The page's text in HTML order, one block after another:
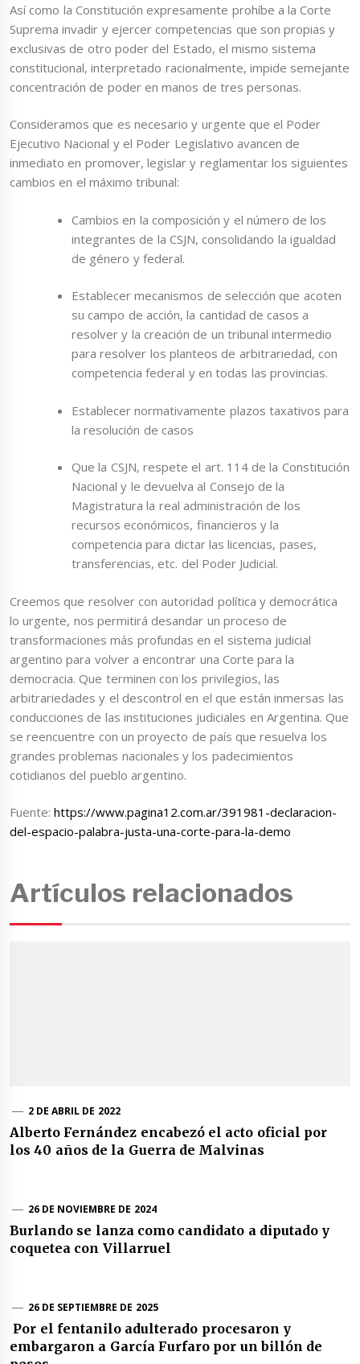
Así como la Constitución expresamente prohíbe a la Corte
Suprema invadir y ejercer competencias que son propias y
exclusivas de otro poder del Estado, el mismo sistema
constitucional, interpretado racionalmente, impide semejante
concentración de poder en manos de tres personas.
Consideramos que es necesario y urgente que el Poder
Ejecutivo Nacional y el Poder Legislativo avancen de
inmediato en promover, legislar y reglamentar los siguientes
cambios en el máximo tribunal:
Cambios en la composición y el número de los
integrantes de la CSJN, consolidando la igualdad
de género y federal.
Establecer mecanismos de selección que acoten
su campo de acción, la cantidad de casos a
resolver y la creación de un tribunal intermedio
para resolver los planteos de arbitrariedad, con
competencia federal y en todas las provincias.
Establecer normativamente plazos taxativos para
la resolución de casos
Que la CSJN, respete el art. 114 de la Constitución
Nacional y le devuelva al Consejo de la
Magistratura la real administración de los
recursos económicos, financieros y la
competencia para dictar las licencias, pases,
transferencias, etc. del Poder Judicial.
Creemos que resolver con autoridad política y democrática
lo urgente, nos permitirá desandar un proceso de
transformaciones más profundas en el sistema judicial
argentino para volver a encontrar una Corte para la
democracia. Que terminen con los privilegios, las
arbitrariedades y el descontrol en el que están inmersas las
conducciones de las instituciones judiciales en Argentina. Que
se reencuentre con un proyecto de país que resuelva los
grandes problemas nacionales y los padecimientos
cotidianos del pueblo argentino.
Fuente:https://www.pagina12.com.ar/391981-declaracion-
del-espacio-palabra-justa-una-corte-para-la-demo
Artículos relacionados
2 DE ABRIL DE 2022
Alberto Fernández encabezó el acto oficial por
los 40 años de la Guerra de Malvinas
26 DE NOVIEMBRE DE 2024
Burlando se lanza como candidato a diputado y
coquetea con Villarruel
26 DE SEPTIEMBRE DE 2025
Por el fentanilo adulterado procesaron y
embargaron a García Furfaro por un billón de